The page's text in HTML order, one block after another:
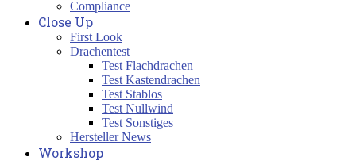
Compliance
Close Up
First Look
Drachentest
Test Flachdrachen
Test Kastendrachen
Test Stablos
Test Nullwind
Test Sonstiges
Hersteller News
Workshop